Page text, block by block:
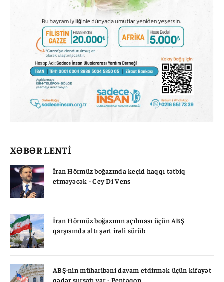
XƏBƏR LENTİ
İran Hörmüz boğazında keçid haqqı tətbiq
etməyəcək - Cey Di Vens
İran Hörmüz boğazının açılması üçün ABŞ
qarşısında altı şərt irəli sürüb
ABŞ-nin müharibəni davam etdirmək üçün kifayət
qədər sursatı var - Pentaqon